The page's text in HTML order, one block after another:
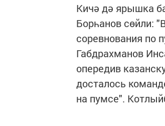
Кичә дә ярышка
Борһанов сөйли:
соревнования по
Габдрахманов
опередив
досталось
на пумсе".